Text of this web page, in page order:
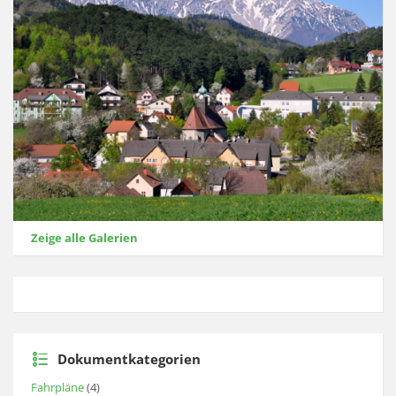
Zeige alle Galerien
Dokumentkategorien
Fahrpläne(4)